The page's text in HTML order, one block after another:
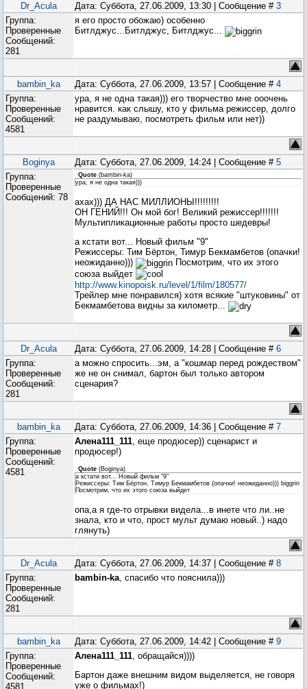
Dr_Acula Дата: Суббота, 27.06.2009, 13:30 | Сообщение # 3
Группа:
Проверенные
Сообщений:
281
я его просто обожаю) особенно
Битлджус...Битлджус, Битлджус...
bambin_ka Дата: Суббота, 27.06.2009, 13:57 | Сообщение # 4
Группа:
Проверенные
Сообщений:
4581
ура, я не одна такая))) его творчество мне ооочень
нравится. как слышу, кто у фильма режиссер, долго
не раздумываю, посмотреть фильм или нет))
Boginya Дата: Суббота, 27.06.2009, 14:24 | Сообщение # 5
Группа:
Проверенные
Сообщений: 78
Quote (bambin-ka)
ура, я не одна такая)))
ахах))) ДА НАС МИЛЛИОНЫ!!!!!!!!!
ОН ГЕНИЙ!!! Он мой бог! Великий режиссер!!!!!!!
Мультипликационные работы просто шедевры!
а кстати вот... Новый фильм "9"
Режиссеры: Тим Бёртон, Тимур Бекмамбетов (опачки!
неожиданно)))
Посмотрим, что их этого
союза выйдет
http://www.kinopoisk.ru/level/1/film/180577/
Трейлер мне понравился) хотя всякие "штуковины" от
Бекмамбетова видны за километр...
Dr_Acula Дата: Суббота, 27.06.2009, 14:28 | Сообщение # 6
Группа:
Проверенные
Сообщений:
281
а можно спросить...эм, а "кошмар перед рождеством"
же не он снимал, бартон был только автором
сценария?
bambin_ka Дата: Суббота, 27.06.2009, 14:36 | Сообщение # 7
Группа:
Проверенные
Сообщений:
4581
Алена111_111, еще продюсер)) сценарист и
продюсер!)
Quote (Boginya)
а кстати вот... Новый фильм "9"
Режиссеры: Тим Бёртон, Тимур Бекмамбетов (опачки! неожиданно))) biggrin
Посмотрим, что их этого союза выйдет
опа,а я где-то отрывки видела...в инете что ли..не
знала, кто и что, прост мульт думаю новый..) надо
глянуть)
Dr_Acula Дата: Суббота, 27.06.2009, 14:37 | Сообщение # 8
Группа:
Проверенные
Сообщений:
281
bambin-ka, спасибо что пояснила)))
bambin_ka Дата: Суббота, 27.06.2009, 14:42 | Сообщение # 9
Группа:
Проверенные
Сообщений:
4581
Алена111_111, обращайся))))
Бартон даже внешним видом выделяется, не говоря
уже о фильмах!)